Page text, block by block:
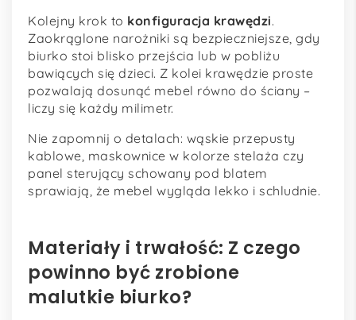
Kolejny krok to konfiguracja krawędzi.
Zaokrąglone narożniki są bezpieczniejsze, gdy
biurko stoi blisko przejścia lub w pobliżu
bawiących się dzieci. Z kolei krawędzie proste
pozwalają dosunąć mebel równo do ściany –
liczy się każdy milimetr.
Nie zapomnij o detalach: wąskie przepusty
kablowe, maskownice w kolorze stelaża czy
panel sterujący schowany pod blatem
sprawiają, że mebel wygląda lekko i schludnie.
Materiały i trwałość: Z czego
powinno być zrobione
malutkie biurko?